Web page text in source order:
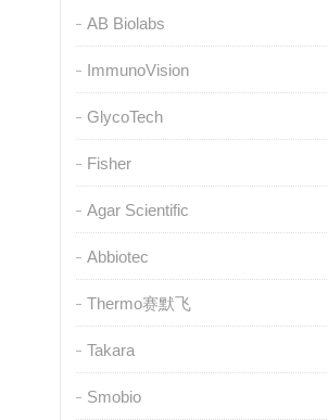
AB Biolabs
ImmunoVision
GlycoTech
Fisher
Agar Scientific
Abbiotec
Thermo赛默飞
Takara
Smobio